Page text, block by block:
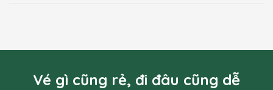
Vé gì cũng rẻ, đi đâu cũng dễ